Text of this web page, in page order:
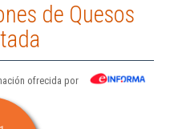
de Quesos
ofrecida por